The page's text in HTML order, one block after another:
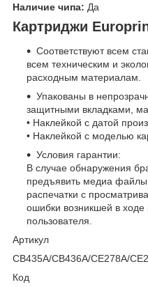
Наличие чипа: Да
Картриджи
Соответствуют всем
всем техническим и
расходным материалам.
Упакованы в
защитными вкладками,
• Наклейкой с датой
• Наклейкой с моделью
Условия гарантии:
В случае обнаружения
предъявить медиа
распечатки с
ошибки возникшей в ходе
пользователя.
Артикул
CB435A/CB436A/CE278A/
Код